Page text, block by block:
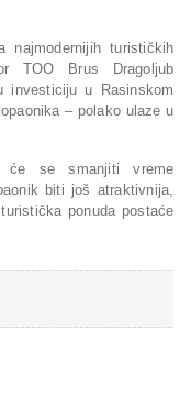
najmodernijih turističkih
TOO Brus Dragoljub
investiciju u Rasinskom
– polako ulaze u
će se smanjiti vreme
biti još atraktivnija,
ponuda postaće